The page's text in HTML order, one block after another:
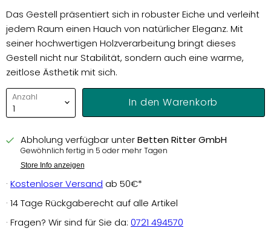
Das Gestell präsentiert sich in robuster Eiche und verleiht
jedem Raum einen Hauch von natürlicher Eleganz. Mit
seiner hochwertigen Holzverarbeitung bringt dieses
Gestell nicht nur Stabilität, sondern auch eine warme,
zeitlose Ästhetik mit sich.
Anzahl In den Warenkorb
Abholung verfügbar unterBetten Ritter GmbH
Gewöhnlich fertig in 5 oder mehr Tagen
Store Info anzeigen
· Kostenloser Versand ab 50€*
· 14 Tage Rückgaberecht auf alle Artikel
· Fragen? Wir sind für Sie da: 0721 494570